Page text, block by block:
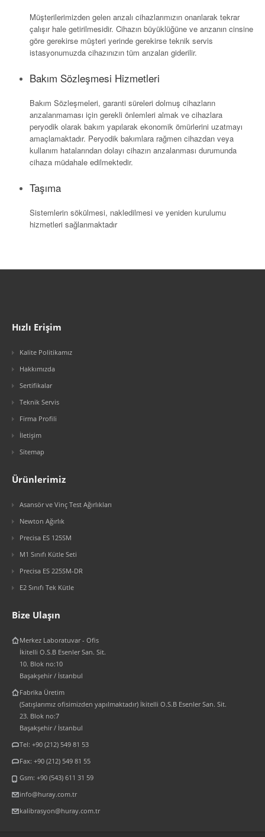
Müşterilerimizden gelen arızalı cihazlarımızın onarılarak tekrar
çalışır hale getirilmesidir. Cihazın büyüklüğüne ve arızanın cinsine
göre gerekirse müşteri yerinde gerekirse teknik servis
istasyonumuzda cihazınızın tüm arızaları giderilir.
Bakım Sözleşmesi Hizmetleri
Bakım Sözleşmeleri, garanti süreleri dolmuş cihazların
arızalanmaması için gerekli önlemleri almak ve cihazlara
peryodik olarak bakım yapılarak ekonomik ömürlerini uzatmayı
amaçlamaktadır. Peryodik bakımlara rağmen cihazdan veya
kullanım hatalarından dolayı cihazın arızalanması durumunda
cihaza müdahale edilmektedir.
Taşıma
Sistemlerin sökülmesi, nakledilmesi ve yeniden kurulumu
hizmetleri sağlanmaktadır
Hızlı Erişim
Kalite Politikamız
Hakkımızda
Sertifikalar
Teknik Servis
Firma Profili
İletişim
Sitemap
Ürünlerimiz
Asansör ve Vinç Test Ağırlıkları
Newton Ağırlık
Precisa ES 125SM
M1 Sınıfı Kütle Seti
Precisa ES 225SM-DR
E2 Sınıfı Tek Kütle
Bize Ulaşın
Merkez Laboratuvar - Ofis
İkitelli O.S.B Esenler San. Sit.
10. Blok no:10
Başakşehir / İstanbul
Fabrika Üretim
(Satışlarımız ofisimizden yapılmaktadır) İkitelli O.S.B Esenler San. Sit.
23. Blok no:7
Başakşehir / İstanbul
Tel: +90 (212) 549 81 53
Fax: +90 (212) 549 81 55
Gsm: +90 (543) 611 31 59
info@huray.com.tr
kalibrasyon@huray.com.tr